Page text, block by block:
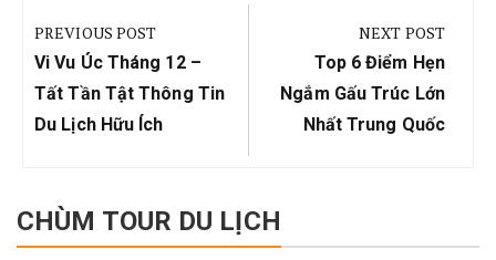
hướng
bài
viết
PREVIOUS POST
Previous
Post:
Vi Vu Úc Tháng 12 –
Tất Tần Tật Thông Tin
Du Lịch Hữu Ích
NEXT POST
Next
Post:
Top 6 Điểm Hẹn
Ngắm Gấu Trúc Lớn
Nhất Trung Quốc
CHÙM TOUR DU LỊCH